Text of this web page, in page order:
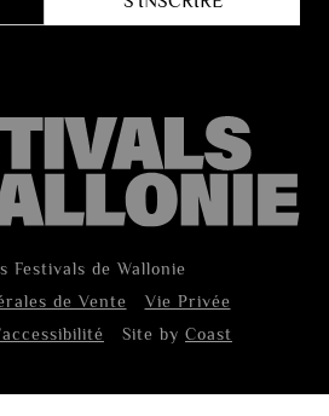
Festivals de Wallonie
de Vente
Vie Privée
Site by Coast